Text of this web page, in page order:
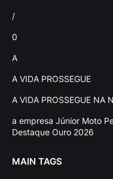
/
0
A
A VIDA PROSSEGUE
A VIDA PROSSEGUE NA
a empresa Júnior Moto
Destaque Ouro 2026
MAIN TAGS